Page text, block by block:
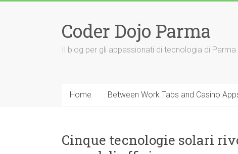
Coder Dojo Parma
Il blog per gli appassionati di tecnologia di Parma
Home Between Work Tabs and Casino
Cinque tecnologie solari